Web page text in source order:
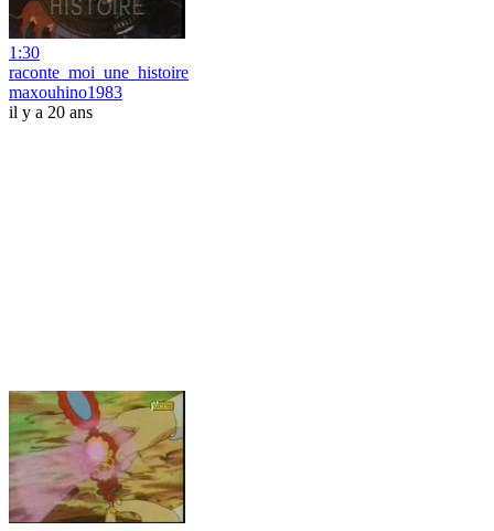
1:30
raconte_moi_une_histoire
maxouhino1983
il y a 20 ans